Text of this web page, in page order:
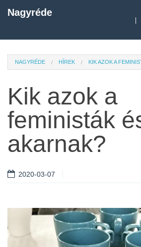
Nagyréde
NAGYRÉDE HÍREK KIK AZOK A
Kik azok a
feministák
akarnak?
2020-03-07